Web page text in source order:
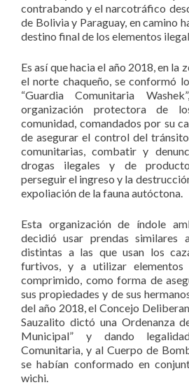
contrabando y el narcotráfico
de Bolivia y Paraguay, en camino
destino final de los elementos
Es así que hacia el año 2018, en la
el norte chaqueño, se conformó
“Guardia Comunitaria
organización protectora de
comunidad, comandados por su
de asegurar el control del
comunitarias, combatir y
drogas ilegales y de
perseguir el ingreso y la
expoliación de la fauna autóctona.
Esta organización de índole
decidió usar prendas similares
distintas a las que usan los
furtivos, y a utilizar
comprimido, como forma de
sus propiedades y de sus
del año 2018, el Concejo
Sauzalito dictó una Ordenanza
Municipal” y dando
Comunitaria, y al Cuerpo de
se habían conformado en
wichi.